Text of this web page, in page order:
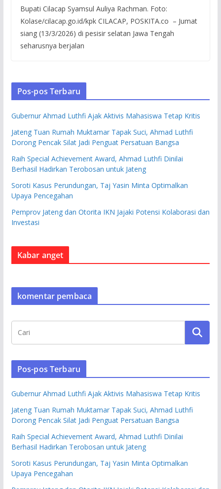
Bupati Cilacap Syamsul Auliya Rachman. Foto:
Kolase/cilacap.go.id/kpk CILACAP, POSKITA.co – Jumat
siang (13/3/2026) di pesisir selatan Jawa Tengah
seharusnya berjalan
Pos-pos Terbaru
Gubernur Ahmad Luthfi Ajak Aktivis Mahasiswa Tetap Kritis
Jateng Tuan Rumah Muktamar Tapak Suci, Ahmad Luthfi
Dorong Pencak Silat Jadi Penguat Persatuan Bangsa
Raih Special Achievement Award, Ahmad Luthfi Dinilai
Berhasil Hadirkan Terobosan untuk Jateng
Soroti Kasus Perundungan, Taj Yasin Minta Optimalkan
Upaya Pencegahan
Pemprov Jateng dan Otorita IKN Jajaki Potensi Kolaborasi dan
Investasi
Kabar anget
komentar pembaca
Pos-pos Terbaru
Gubernur Ahmad Luthfi Ajak Aktivis Mahasiswa Tetap Kritis
Jateng Tuan Rumah Muktamar Tapak Suci, Ahmad Luthfi
Dorong Pencak Silat Jadi Penguat Persatuan Bangsa
Raih Special Achievement Award, Ahmad Luthfi Dinilai
Berhasil Hadirkan Terobosan untuk Jateng
Soroti Kasus Perundungan, Taj Yasin Minta Optimalkan
Upaya Pencegahan